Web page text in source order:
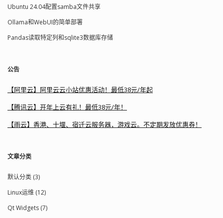
Ubuntu 24.04配置samba文件共享
Ollama和WebUI的简单部署
Pandas读取特定列和sqlite3数据库存储
公告
【阿里云】阿里云云小站优惠活动！最低38元/年起
【腾讯云】开年上云有礼！最低38元/年！
【雨云】香港、十堰、宿迁云服务器，游戏云。不定期发放优惠券！
文章分类
默认分类 (3)
Linux运维 (12)
Qt Widgets (7)